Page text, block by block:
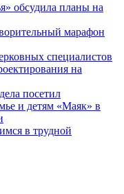
обсудила планы на
марафон
специалистов
на
посетил
и детям «Маяк» в
в трудной